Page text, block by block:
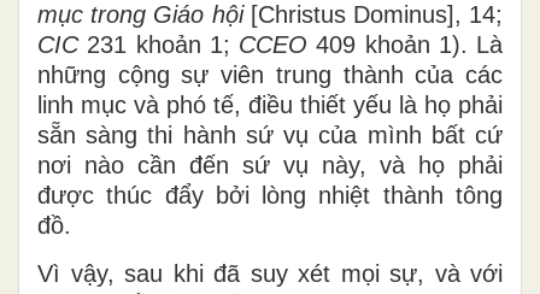
mục trong Giáo hội [Christus Dominus], 14;
CIC231 khoản 1; CCEO 409 khoản 1). Là
những cộng sự viên trung thành của các
linh mục và phó tế, điều thiết yếu là họ phải
sẵn sàng thi hành sứ vụ của mình bất cứ
nơi nào cần đến sứ vụ này, và họ phải
được thúc đẩy bởi lòng nhiệt thành tông
đồ.
Vì vậy, sau khi đã suy xét mọi sự, và với